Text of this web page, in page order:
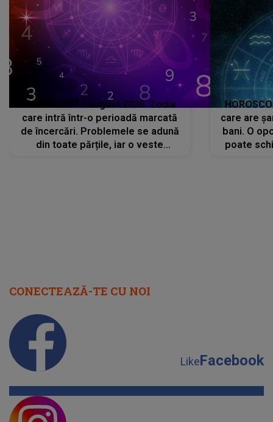
HOROSCOP 7 august 2026. Zodia
care intră într-o perioadă marcată
de încercări. Problemele se adună
din toate părțile, iar o veste
care are
bani. O
poate
CONECTEAZĂ-TE CU NOI
LikeFacebook